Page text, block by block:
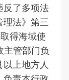
反了多项法
理法》第三
得海域使
主管部门负
上地方人